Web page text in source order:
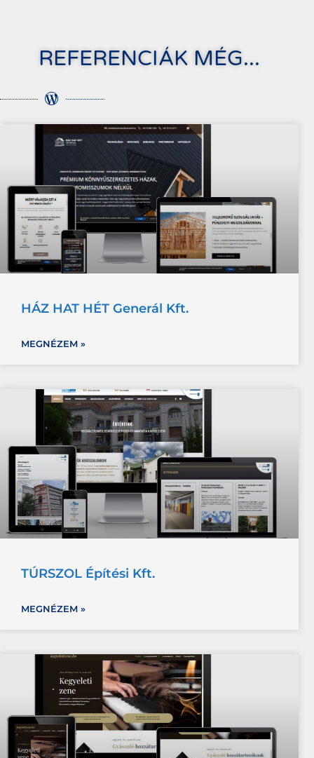
REFERENCIÁK MÉG...
HÁZ HAT HÉT Generál Kft.
MEGNÉZEM »
TÚRSZOL Építési Kft.
MEGNÉZEM »